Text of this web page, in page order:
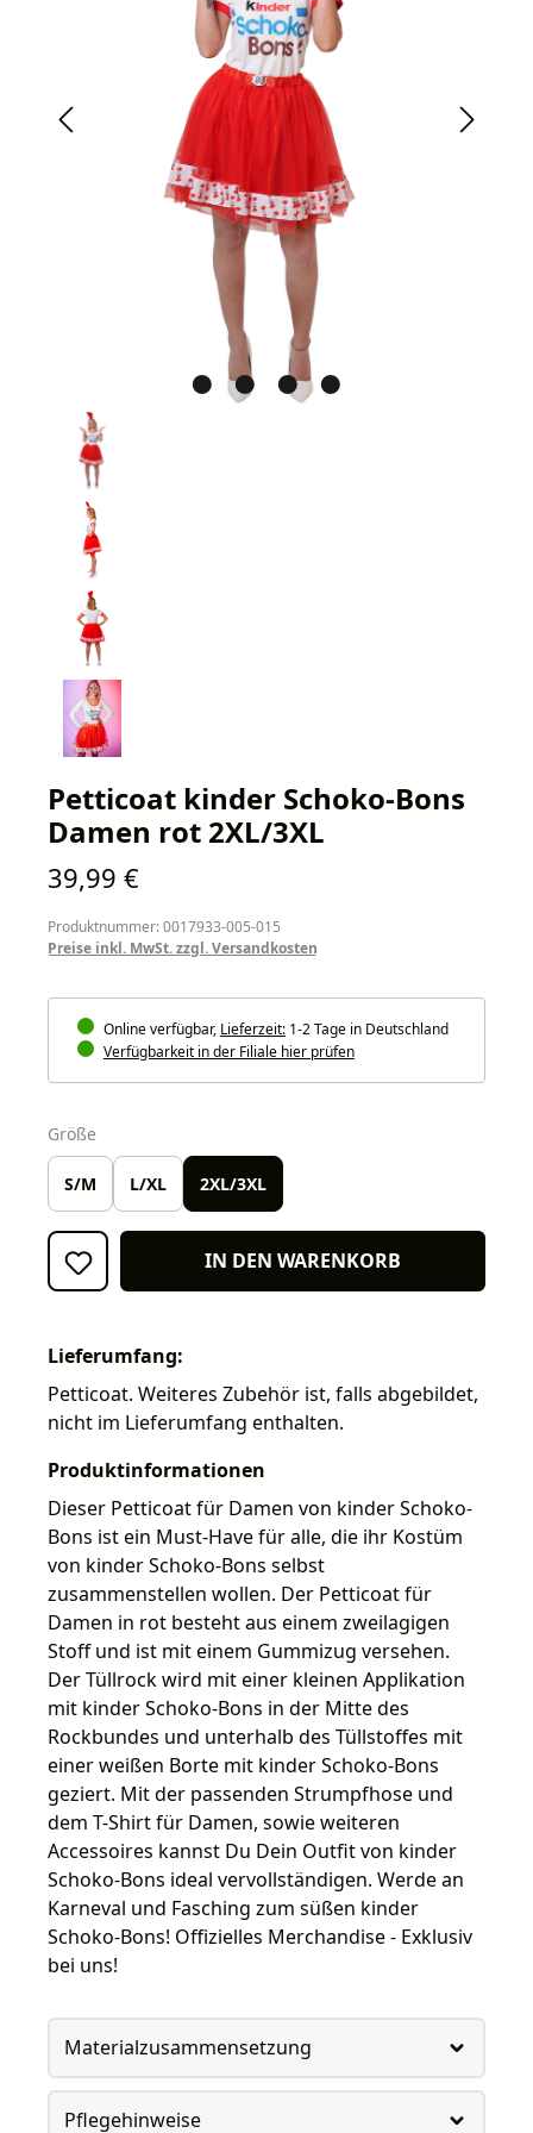
Petticoat kinder Schoko-Bons
Damen rot 2XL/3XL
Regulärer Preis:
39,99 €
Produktnummer: 0017933-005-015
Preise inkl. MwSt. zzgl. Versandkosten
Online verfügbar, Lieferzeit: 1-2 Tage in Deutschland
Verfügbarkeit in der Filiale hier prüfen
Größe
S/M L/XL 2XL/3XL
IN DEN WARENKORB
Lieferumfang:
Petticoat. Weiteres Zubehör ist, falls abgebildet,
nicht im Lieferumfang enthalten.
Produktinformationen
Dieser Petticoat für Damen von kinder Schoko-
Bons ist ein Must-Have für alle, die ihr Kostüm
von kinder Schoko-Bons selbst
zusammenstellen wollen. Der Petticoat für
Damen in rot besteht aus einem zweilagigen
Stoff und ist mit einem Gummizug versehen.
Der Tüllrock wird mit einer kleinen Applikation
mit kinder Schoko-Bons in der Mitte des
Rockbundes und unterhalb des Tüllstoffes mit
einer weißen Borte mit kinder Schoko-Bons
geziert. Mit der passenden Strumpfhose und
dem T-Shirt für Damen, sowie weiteren
Accessoires kannst Du Dein Outfit von kinder
Schoko-Bons ideal vervollständigen. Werde an
Karneval und Fasching zum süßen kinder
Schoko-Bons! Offizielles Merchandise - Exklusiv
bei uns!
Materialzusammensetzung
Pflegehinweise